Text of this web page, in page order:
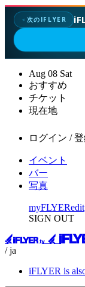
✦次のIFLYER
Aug 08 Sat
おすすめ
チケット
現在地
ログイン /
イベント
バー
写真
myFLYERedit
SIGN OUT
/ ja
iFLYER is